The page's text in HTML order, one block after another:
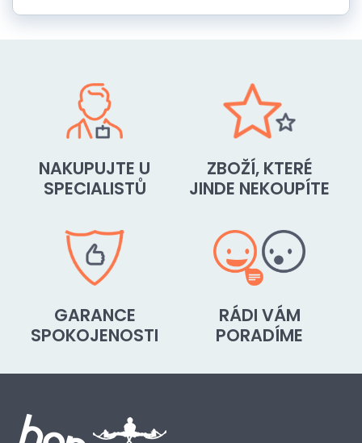
NAKUPUJTE U
SPECIALISTŮ
ZBOŽÍ, KTERÉ
JINDE NEKOUPÍTE
GARANCE
SPOKOJENOSTI
RÁDI VÁM
PORADÍME